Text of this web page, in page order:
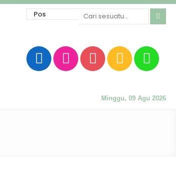
Minggu, 09 Agu 2026